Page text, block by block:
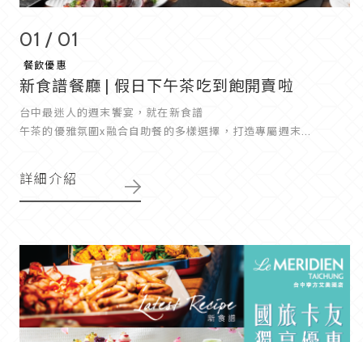
01 / 01
餐飲優惠
新食譜餐廳 | 假日下午茶吃到飽開賣啦
台中最迷人的週末饗宴，就在新食譜
午茶的優雅氛圍x融合自助餐的多樣選擇，打造專屬週末...
詳細介紹